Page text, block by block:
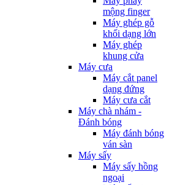
mộng finger
Máy ghép gỗ
khối dạng lớn
Máy ghép
khung cửa
Máy cưa
Máy cắt panel
dạng đứng
Máy cưa cắt
Máy chà nhám -
Đánh bóng
Máy đánh bóng
ván sàn
Máy sấy
Máy sấy hồng
ngoại